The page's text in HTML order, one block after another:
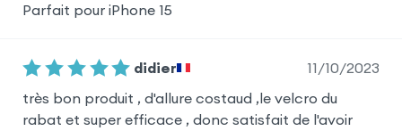
Parfait pour iPhone 15
didier
11/10/2023
très bon produit , d'allure costaud ,le velcro du
rabat et super efficace , donc satisfait de l'avoir